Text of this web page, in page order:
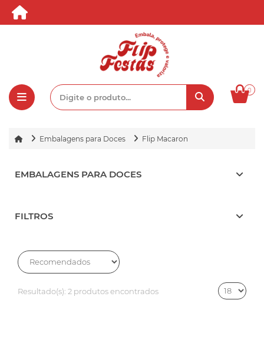
0
Embalagens para Doces Flip Macaron
EMBALAGENS PARA DOCES
FILTROS
Resultado(s): 2 produtos encontrados